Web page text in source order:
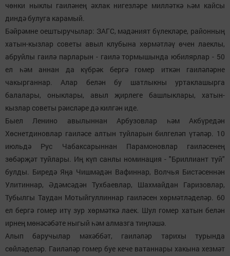
чөнки ныклы гаиләнең әхлак нигезләре милләткә һәм кайсы
диндә булуга карамый.
Бәйрәмне оештыручылар: ЗАГС, мәдәният бүлекләре, районның
хатын-кызлар советы авыл клубына хөрмәтләү өчен лаеклы,
абруйлы гаилә парларын - гаилә тормышында юбилярлар - 50
ел һәм аннан да күбрәк бергә гомер иткән гаиләләрне
чакырганнар. Алар белән бу шатлыкны уртаклашырга
балалары, оныклары, авыл җирлеге башлыклары, хатын-
кызлар советы рәисләре дә килгән иде.
Быел Ленино авылыннан Арбузовлар һәм Акбүредән
Хөснетдиновлар гаиләсе алтын туйларын билгеләп үтәләр. 10
июльдә Рус Чабаксарыннан Парамоновлар гаиләсенең
зөбәрҗәт туйлары. Иң күп санлы номинация - "Бриллиант туй"
булды. Биредә Яңа Чишмәдән Вафиннар, Волчья Бистәсеннән
Улитиннар, Әдәмсәдән Тухбаевлар, Шахмайдан Гаризовлар,
Тубылгы Таудан Мотыйгуллиннар гаиләсен хөрмәтләделәр. 60
ел бергә гомер итү зур хөрмәткә лаек. Шул гомер хатын белән
ирнең мөнәсәбәте ныгый һәм алмазга тиңләшә.
Алып баручылар мәхәббәт, гаиләләр тарихы турында
сөйләделәр. Гаиләләр гомер буе кече ватаннары хакына хезмәт